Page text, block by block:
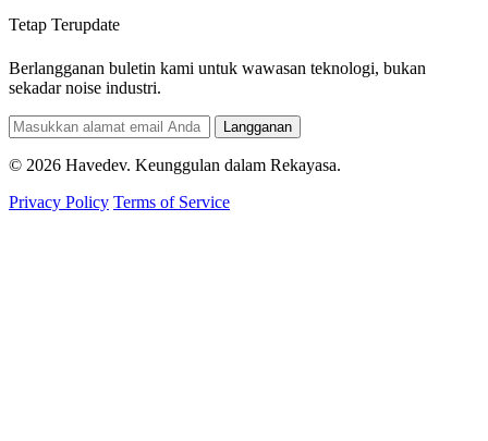
Tetap Terupdate
Berlangganan buletin kami untuk wawasan teknologi, bukan
sekadar noise industri.
Langganan
© 2026 Havedev. Keunggulan dalam Rekayasa.
Privacy Policy Terms of Service